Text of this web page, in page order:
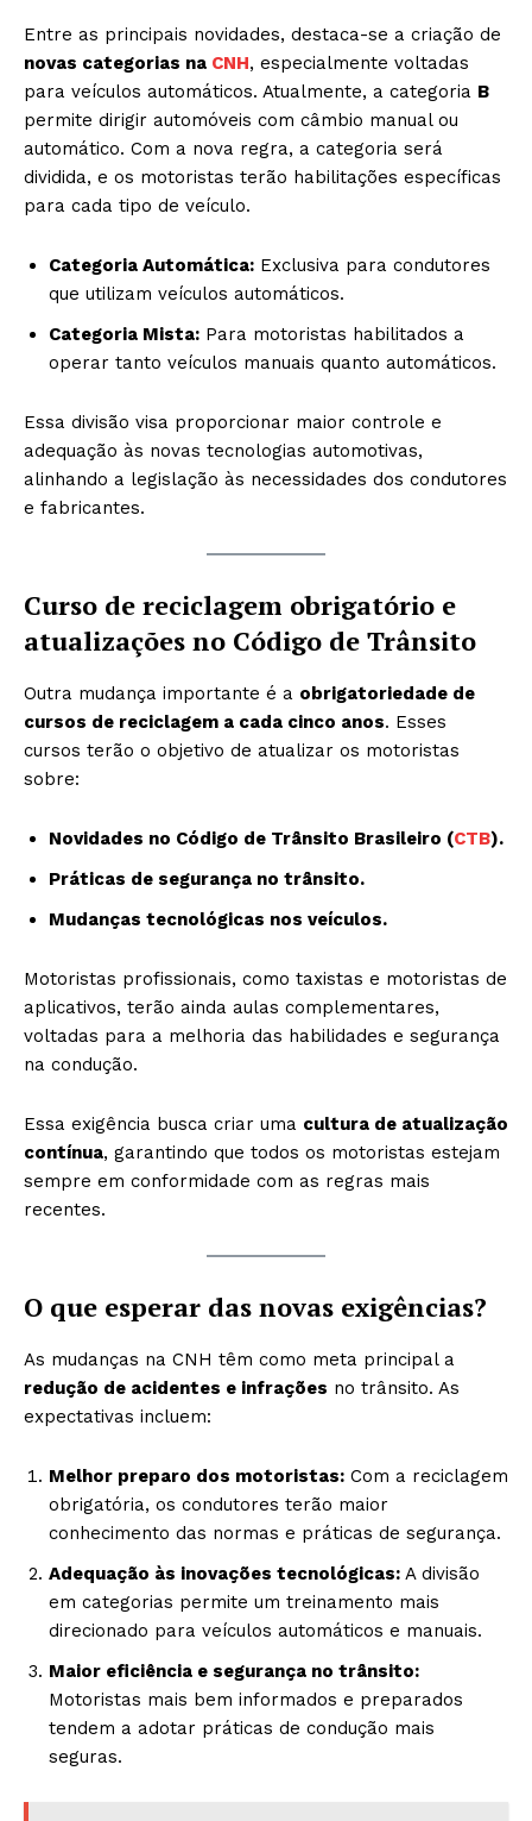
Entre as principais novidades, destaca-se a criação de
novas categorias na CNH, especialmente voltadas
para veículos automáticos. Atualmente, a categoria B
permite dirigir automóveis com câmbio manual ou
automático. Com a nova regra, a categoria será
dividida, e os motoristas terão habilitações específicas
para cada tipo de veículo.
Categoria Automática: Exclusiva para condutores
que utilizam veículos automáticos.
Categoria Mista: Para motoristas habilitados a
operar tanto veículos manuais quanto automáticos.
Essa divisão visa proporcionar maior controle e
adequação às novas tecnologias automotivas,
alinhando a legislação às necessidades dos condutores
e fabricantes.
Curso de reciclagem obrigatório e
atualizações no Código de Trânsito
Outra mudança importante é a obrigatoriedade de
cursos de reciclagem a cada cinco anos. Esses
cursos terão o objetivo de atualizar os motoristas
sobre:
Novidades no Código de Trânsito Brasileiro (CTB).
Práticas de segurança no trânsito.
Mudanças tecnológicas nos veículos.
Motoristas profissionais, como taxistas e motoristas de
aplicativos, terão ainda aulas complementares,
voltadas para a melhoria das habilidades e segurança
na condução.
Essa exigência busca criar uma cultura de atualização
contínua, garantindo que todos os motoristas estejam
sempre em conformidade com as regras mais
recentes.
O que esperar das novas exigências?
As mudanças na CNH têm como meta principal a
redução de acidentes e infrações no trânsito. As
expectativas incluem:
Melhor preparo dos motoristas: Com a reciclagem
obrigatória, os condutores terão maior
conhecimento das normas e práticas de segurança.
Adequação às inovações tecnológicas: A divisão
em categorias permite um treinamento mais
direcionado para veículos automáticos e manuais.
Maior eficiência e segurança no trânsito:
Motoristas mais bem informados e preparados
tendem a adotar práticas de condução mais
seguras.